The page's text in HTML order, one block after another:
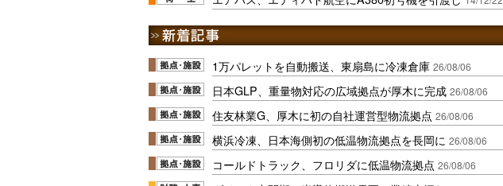
1万パレットを自動搬送、東扇島に冷凍倉庫 26/08/06
日本GLP、重量物対応の広域拠点が厚木に完成 26/08/06
住友林業G、厚木に初の自社運営型物流拠点 26/08/06
横浜冷凍、日本海側初の低温物流拠点を長岡に 26/08/06
コールドトラック、フロリダに低温物流拠点 26/08/06